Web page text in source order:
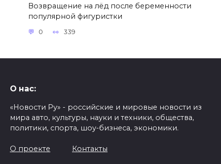
Возвращение на лёд после беременности
популярной фигуристки
0 339
О нас:
«Новости Ру» - российские и мировые новости из
мира авто, культуры, науки и техники, общества,
политики, спорта, шоу-бизнеса, экономики.
О проекте Контакты